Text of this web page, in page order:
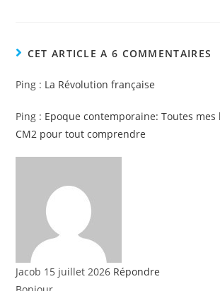
CET ARTICLE A 6 COMMENTAIRES
Ping : La Révolution française
Ping : Epoque contemporaine: Toutes mes
CM2 pour tout comprendre
Jacob 15 juillet 2026 Répondre